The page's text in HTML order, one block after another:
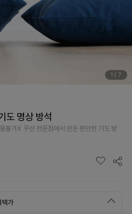
1 / 7
도 명상 방석
불가X 쿠션 전문점에서 만든 편안한 기도 방
택가